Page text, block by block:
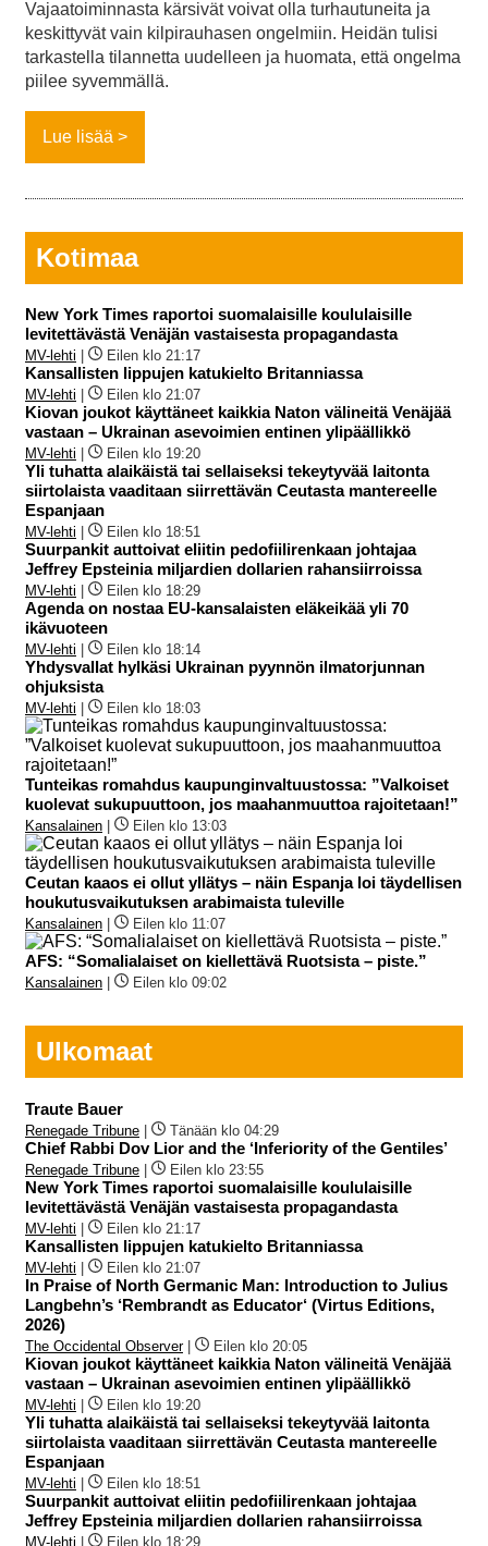
Vajaatoiminnasta kärsivät voivat olla turhautuneita ja
keskittyvät vain kilpirauhasen ongelmiin. Heidän tulisi
tarkastella tilannetta uudelleen ja huomata, että ongelma
piilee syvemmällä.
Lue lisää
Kotimaa
New York Times raportoi suomalaisille koululaisille
levitettävästä Venäjän vastaisesta propagandasta
MV-lehti Eilen klo 21:17
Kansallisten lippujen katukielto Britanniassa
MV-lehti Eilen klo 21:07
Kiovan joukot käyttäneet kaikkia Naton välineitä Venäjää
vastaan – Ukrainan asevoimien entinen ylipäällikkö
MV-lehti Eilen klo 19:20
Yli tuhatta alaikäistä tai sellaiseksi tekeytyvää laitonta
siirtolaista vaaditaan siirrettävän Ceutasta mantereelle
Espanjaan
MV-lehti Eilen klo 18:51
Suurpankit auttoivat eliitin pedofiilirenkaan johtajaa
Jeffrey Epsteinia miljardien dollarien rahansiirroissa
MV-lehti Eilen klo 18:29
Agenda on nostaa EU-kansalaisten eläkeikää yli 70
ikävuoteen
MV-lehti Eilen klo 18:14
Yhdysvallat hylkäsi Ukrainan pyynnön ilmatorjunnan
ohjuksista
MV-lehti Eilen klo 18:03
Tunteikas romahdus kaupunginvaltuustossa: ”Valkoiset
kuolevat sukupuuttoon, jos maahanmuuttoa rajoitetaan!”
Kansalainen Eilen klo 13:03
Ceutan kaaos ei ollut yllätys – näin Espanja loi täydellisen
houkutusvaikutuksen arabimaista tuleville
Kansalainen Eilen klo 11:07
AFS: “Somalialaiset on kiellettävä Ruotsista – piste.”
Kansalainen Eilen klo 09:02
Ulkomaat
Traute Bauer
Renegade Tribune Tänään klo 04:29
Chief Rabbi Dov Lior and the ‘Inferiority of the Gentiles’
Renegade Tribune Eilen klo 23:55
New York Times raportoi suomalaisille koululaisille
levitettävästä Venäjän vastaisesta propagandasta
MV-lehti Eilen klo 21:17
Kansallisten lippujen katukielto Britanniassa
MV-lehti Eilen klo 21:07
In Praise of North Germanic Man: Introduction to Julius
Langbehn’s ‘Rembrandt as Educator‘ (Virtus Editions,
2026)
The Occidental Observer| Eilen klo 20:05
Kiovan joukot käyttäneet kaikkia Naton välineitä Venäjää
vastaan – Ukrainan asevoimien entinen ylipäällikkö
MV-lehti Eilen klo 19:20
Yli tuhatta alaikäistä tai sellaiseksi tekeytyvää laitonta
siirtolaista vaaditaan siirrettävän Ceutasta mantereelle
Espanjaan
MV-lehti Eilen klo 18:51
Suurpankit auttoivat eliitin pedofiilirenkaan johtajaa
Jeffrey Epsteinia miljardien dollarien rahansiirroissa
MV-lehti Eilen klo 18:29